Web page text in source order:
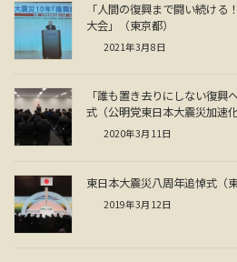
「人間の復興まで闘い続け
大会」（東京都）
2021年3月8日
「誰も置き去りにしない復
式（公明党東日本大震災加速
2020年3月11日
東日本大震災八周年追悼式（東
2019年3月12日